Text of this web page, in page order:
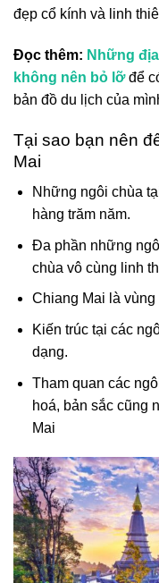
đẹp cổ kính và linh
Đọc thêm: Những
không nên bỏ lỡ để
bản đồ du lịch của
Tại sao bạn nên
Mai
Những ngôi chùa
hàng trăm năm.
Đa phần những
chùa vô cùng linh
Chiang Mai là vùng
Kiến trúc tại các
dạng.
Tham quan các
hoá, bản sắc cũng
Mai